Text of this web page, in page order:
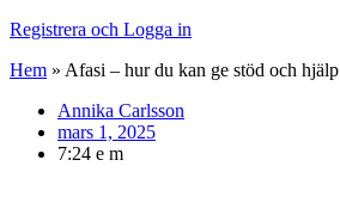
Registrera och Logga in
Hem » Afasi – hur du kan ge stöd och hjälp
Annika Carlsson
mars 1, 2025
7:24 e m